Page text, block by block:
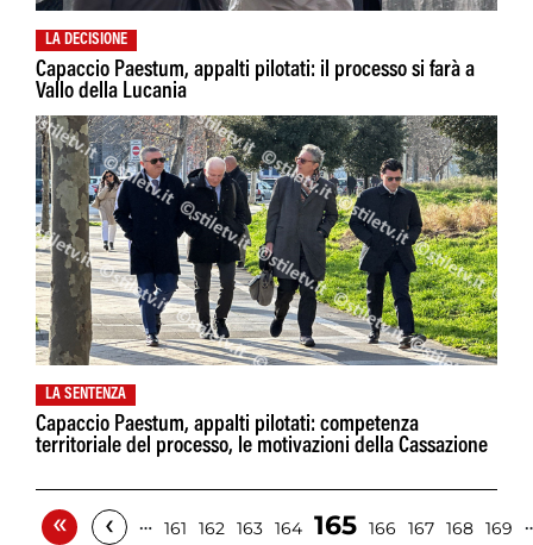
LA DECISIONE
Capaccio Paestum, appalti pilotati: il processo si farà a
Vallo della Lucania
LA SENTENZA
Capaccio Paestum, appalti pilotati: competenza
territoriale del processo, le motivazioni della Cassazione
« ‹ … 161 162 163 164 165 166 167 168 169